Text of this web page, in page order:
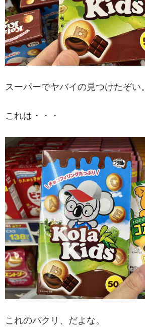
スーパーでヤバイの見つけたぞい。
これは・・・
これのパクリ、だよな。